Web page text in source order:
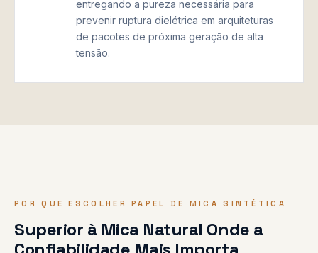
entregando a pureza necessária para
prevenir ruptura dielétrica em arquiteturas
de pacotes de próxima geração de alta
tensão.
◆ VALOR DE ENGENHARIA
99 %+
POR QUE ESCOLHER PAPEL DE MICA SINTÉTICA
Superior à Mica Natural Onde a